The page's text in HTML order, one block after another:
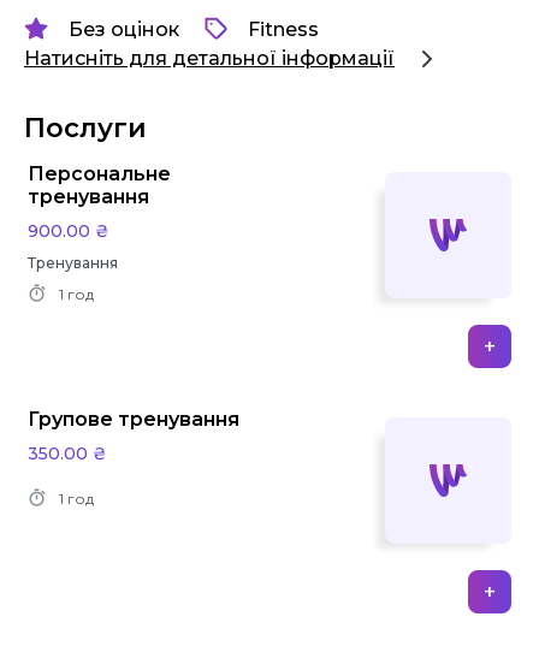
Без оцінок
Fitness
Натисніть для детальної інформації
Послуги
Персональне
тренування
900.00 ₴
Тренування
1 год
+
Групове тренування
350.00 ₴
1 год
+